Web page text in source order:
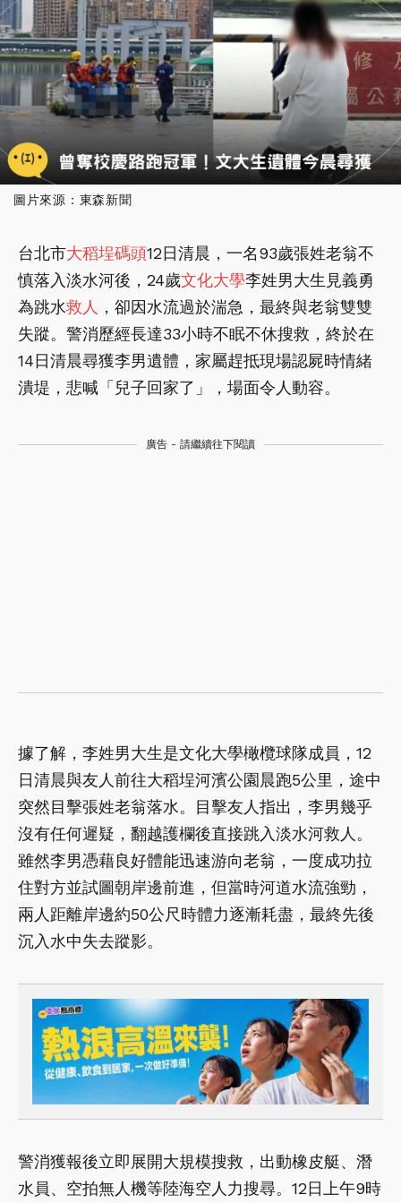
圖片來源：東森新聞
台北市大稻埕碼頭12日清晨，一名93歲張姓老翁不
慎落入淡水河後，24歲文化大學李姓男大生見義勇
為跳水救人 ，卻因水流過於湍急，最終與老翁雙雙
失蹤。警消歷經長達33小時不眠不休搜救，終於在
14日清晨尋獲李男遺體，家屬趕抵現場認屍時情緒
潰堤，悲喊「兒子回家了」，場面令人動容。
廣告 - 請繼續往下閱讀
據了解，李姓男大生是文化大學橄欖球隊成員，12
日清晨與友人前往大稻埕河濱公園晨跑5公里，途中
突然目擊張姓老翁落水。目擊友人指出，李男幾乎
沒有任何遲疑，翻越護欄後直接跳入淡水河救人。
雖然李男憑藉良好體能迅速游向老翁，一度成功拉
住對方並試圖朝岸邊前進，但當時河道水流強勁，
兩人距離岸邊約50公尺時體力逐漸耗盡，最終先後
沉入水中失去蹤影。
警消獲報後立即展開大規模搜救，出動橡皮艇、潛
水員、空拍無人機等陸海空人力搜尋。12日上午9時